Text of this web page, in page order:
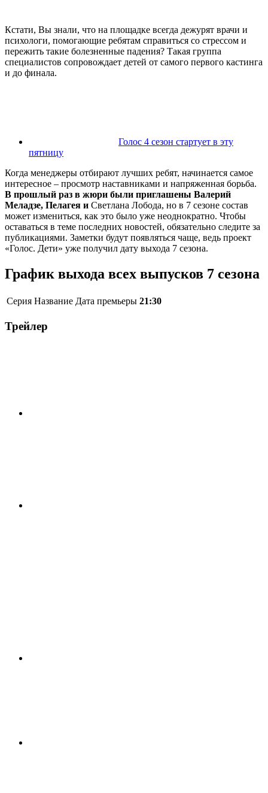
Кстати, Вы знали, что на площадке всегда дежурят врачи и
психологи, помогающие ребятам справиться со стрессом и
пережить такие болезненные падения? Такая группа
специалистов сопровождает детей от самого первого кастинга
и до финала.
Голос 4 сезон стартует в эту
пятницу
Когда менеджеры отбирают лучших ребят, начинается самое
интересное – просмотр наставниками и напряженная борьба.
В прошлый раз в жюри были приглашены Валерий
Меладзе, Пелагея и Светлана Лобода, но в 7 сезоне состав
может измениться, как это было уже неоднократно. Чтобы
оставаться в теме последних новостей, обязательно следите за
публикациями. Заметки будут появляться чаще, ведь проект
«Голос. Дети» уже получил дату выхода 7 сезона.
График выхода всех выпусков 7 сезона
Серия Название Дата премьеры 21:30
Трейлер